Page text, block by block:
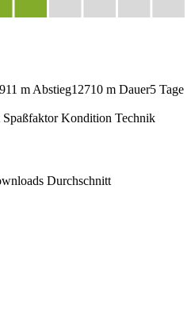
m Abstieg12710 m Dauer5 Tage
Spaßfaktor Kondition Technik
Durchschnitt